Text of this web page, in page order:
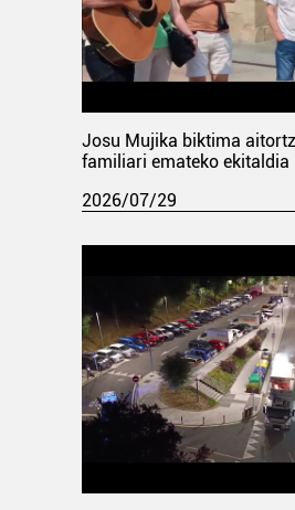
Josu Mujika biktima
familiari emateko ekitaldia
2026/07/29